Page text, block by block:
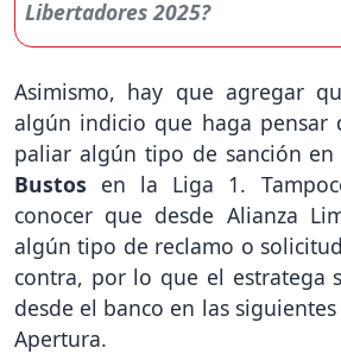
Asimismo, hay que agregar
algún indicio que haga pensar
paliar algún tipo de sanción en
Bustos en la Liga 1.
conocer que desde Alianza
algún tipo de reclamo o
contra, por lo que el estratega
desde el banco en las
Apertura.